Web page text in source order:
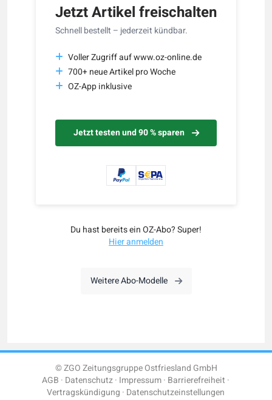
Jetzt Artikel freischalten
Schnell bestellt – jederzeit kündbar.
Voller Zugriff auf www.oz-online.de
700+ neue Artikel pro Woche
OZ-App inklusive
Jetzt testen und 90 % sparen
Du hast bereits ein OZ-Abo? Super!
Hier anmelden
Weitere Abo-Modelle
© ZGO Zeitungsgruppe Ostfriesland GmbH
AGB Datenschutz Impressum Barrierefreiheit
Vertragskündigung Datenschutzeinstellungen